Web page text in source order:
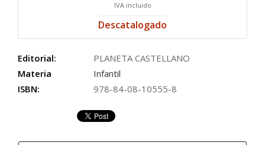
IVA incluido
Descatalogado
Editorial:
PLANETA CASTELLANO
Materia
Infantil
ISBN:
978-84-08-10555-8